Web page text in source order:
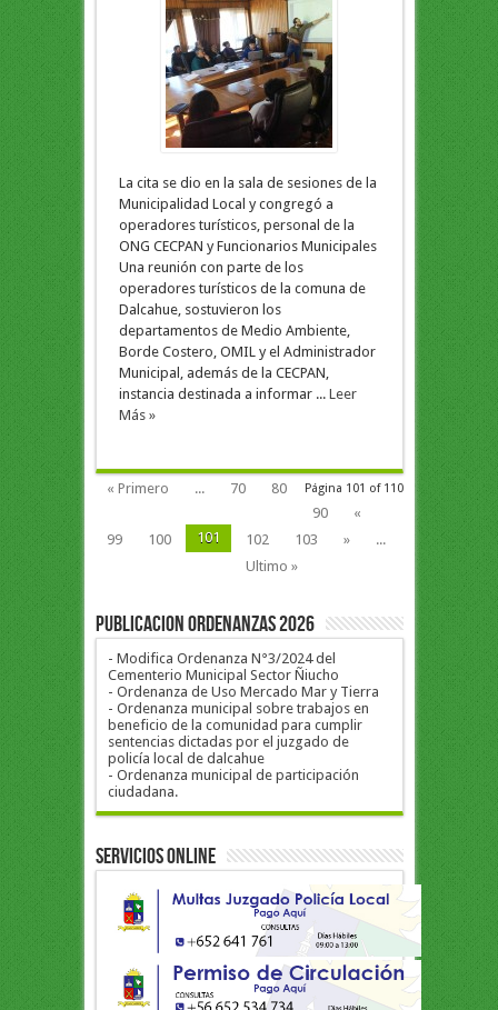
La cita se dio en la sala de sesiones de la
Municipalidad Local y congregó a
operadores turísticos, personal de la
ONG CECPAN y Funcionarios Municipales
Una reunión con parte de los
operadores turísticos de la comuna de
Dalcahue, sostuvieron los
departamentos de Medio Ambiente,
Borde Costero, OMIL y el Administrador
Municipal, además de la CECPAN,
instancia destinada a informar ... Leer
Más »
Página 101 of 110
« Primero ... 70
80
90
«
99
100 101 102 103 »
...
Ultimo »
PUBLICACION ORDENANZAS 2026
- Modifica Ordenanza N°3/2024 del
Cementerio Municipal Sector Ñiucho
- Ordenanza de Uso Mercado Mar y Tierra
- Ordenanza municipal sobre trabajos en
beneficio de la comunidad para cumplir
sentencias dictadas por el juzgado de
policía local de dalcahue
- Ordenanza municipal de participación
ciudadana.
Servicios Online